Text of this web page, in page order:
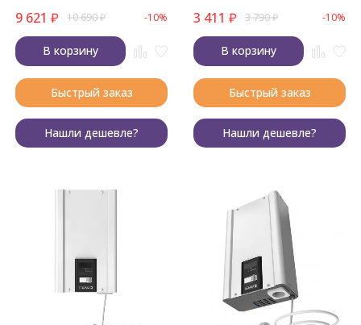
9 621 ₽ 10 690₽ -10%
В корзину
Быстрый заказ
Нашли дешевле?
3 411 ₽ 3 790₽ -10%
В корзину
Быстрый заказ
Нашли дешевле?